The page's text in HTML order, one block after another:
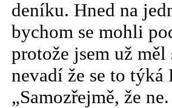
deníku. Hned na
bychom se mohli
protože jsem už
nevadí že se to týká
„Samozřejmě, že